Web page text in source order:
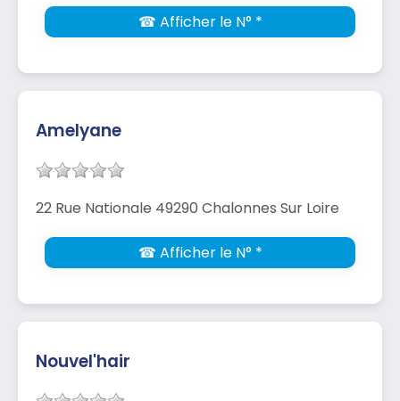
☎ Afficher le N° *
Amelyane
22 Rue Nationale 49290 Chalonnes Sur Loire
☎ Afficher le N° *
Nouvel'hair